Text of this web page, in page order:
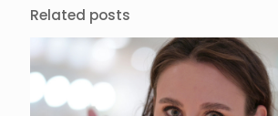
Related posts